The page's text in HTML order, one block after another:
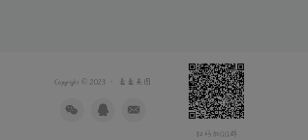
Copyright © 2023 · 羞羞美图
扫码加QQ群